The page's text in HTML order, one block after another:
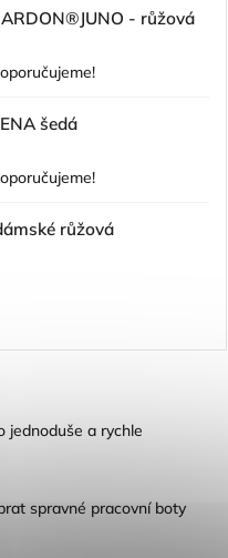
- růžová
šedá
růžová
jednoduše a rychle
spravné pracovní boty